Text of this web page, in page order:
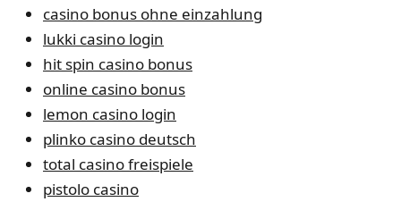
casino bonus ohne einzahlung
lukki casino login
hit spin casino bonus
online casino bonus
lemon casino login
plinko casino deutsch
total casino freispiele
pistolo casino